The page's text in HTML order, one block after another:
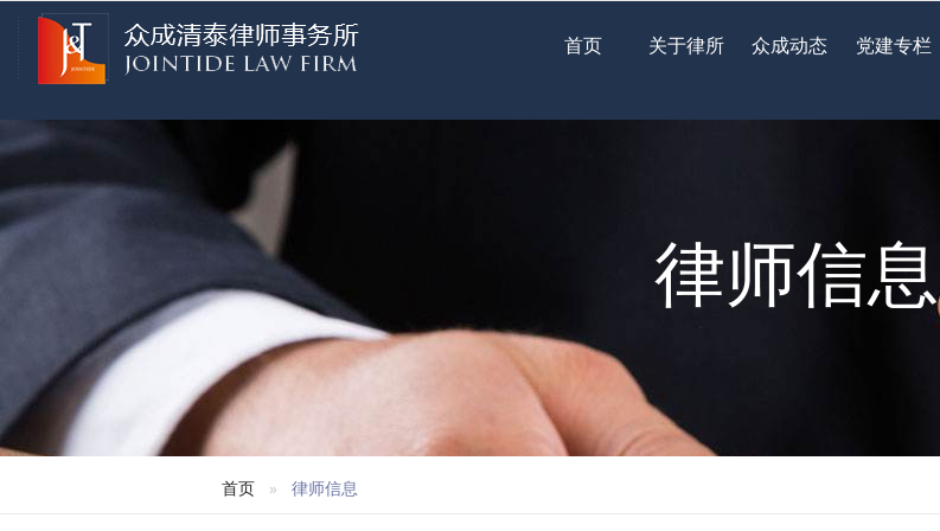
首页 关于律所 众成动态 党建专栏
律师信息
首页 律师信息